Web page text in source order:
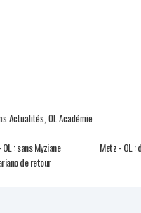
Actualités OL Académie
: sans Myziane
de retour
Metz - OL :